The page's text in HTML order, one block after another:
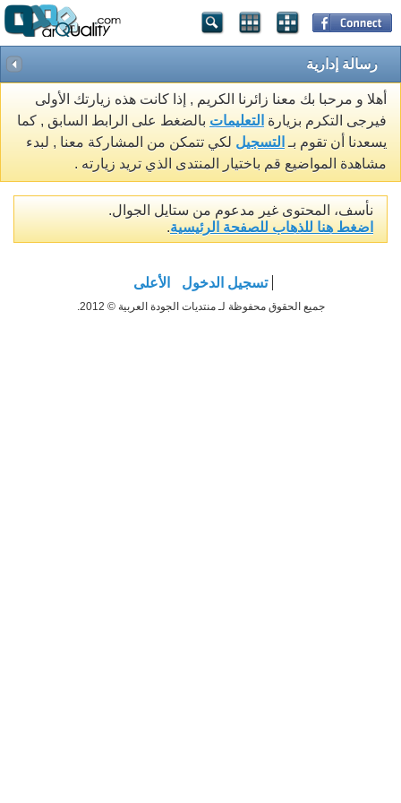
رسالة إدارية
أهلا و مرحبا بك معنا زائرنا الكريم , إذا كانت هذه زيارتك الأولى
فيرجى التكرم بزيارة التعليمات بالضغط على الرابط السابق , كما
يسعدنا أن تقوم بـ التسجيل لكي تتمكن من المشاركة معنا , لبدء
مشاهدة المواضيع قم باختيار المنتدى الذي تريد زيارته .
نأسف، المحتوى غير مدعوم من ستايل الجوال.
اضغط هنا للذهاب للصفحة الرئيسية.
تسجيل الدخول الأعلى
جميع الحقوق محفوظة لـ منتديات الجودة العربية © 2012.